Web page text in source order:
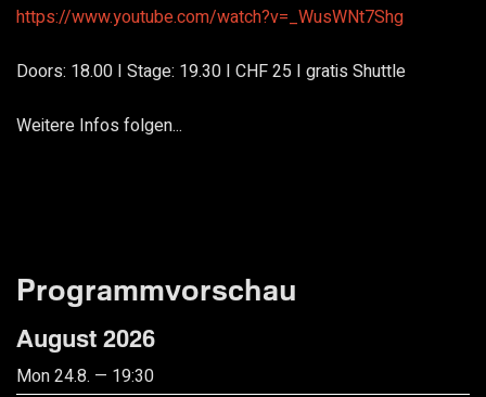
https://www.youtube.com/watch?v=_WusWNt7Shg
Doors: 18.00 I Stage: 19.30 I CHF 25 I gratis Shuttle
Weitere Infos folgen...
Programmvorschau
August 2026
Mon 24.8. — 19:30